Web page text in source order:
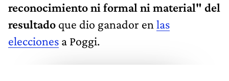
reconocimiento ni formal ni material" del
resultado que dio ganador en las
elecciones a Poggi.